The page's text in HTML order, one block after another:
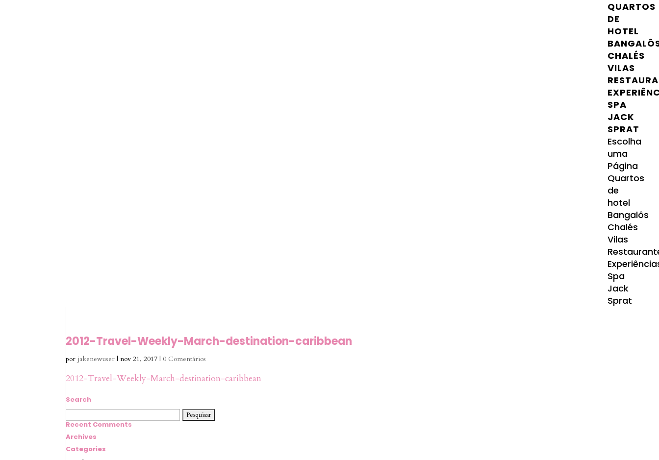
QUARTOS
DE
HOTEL
CHALÉS
VILAS
SPA
JACK
SPRAT
Escolha
uma
Página
Quartos
de
hotel
Bangalôs
Chalés
Vilas
Spa
Jack
Sprat
2012-Travel-Weekly-March-destination-caribbean
por jakenewuser | nov 21, 2017 |0 Comentários
2012-Travel-Weekly-March-destination-caribbean
Search
Pesquisar
por:
Recent Comments
Archives
Categories